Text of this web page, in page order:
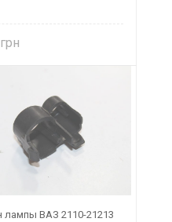
лампы ВАЗ 2110-21213